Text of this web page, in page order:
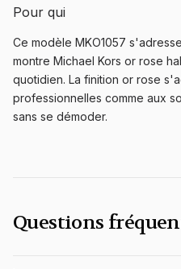
Pour qui
Ce modèle MKO1057
montre Michael Kors or rose
quotidien. La finition or rose
professionnelles comme aux
sans se démoder.
Questions